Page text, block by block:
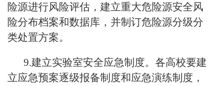
险源进行风险评估，建立重大危险源安全风
险分布档案和数据库，并制订危险源分级分
类处置方案。
9.建立实验室安全应急制度。各高校要建
立应急预案逐级报备制度和应急演练制度，